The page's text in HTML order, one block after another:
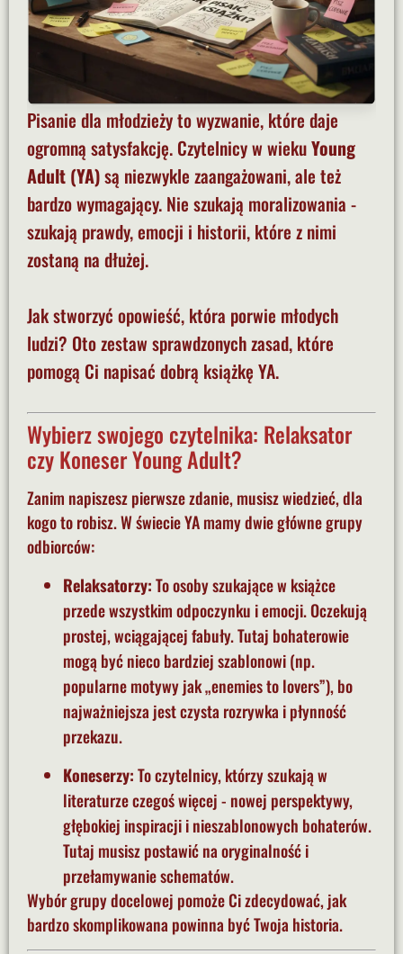
Pisanie dla młodzieży to wyzwanie, które daje
ogromną satysfakcję. Czytelnicy w wiekuYoung
Adult (YA)są niezwykle zaangażowani, ale też
bardzo wymagający. Nie szukają moralizowania -
szukają prawdy, emocji i historii, które z nimi
zostaną na dłużej.
Jak stworzyć opowieść, która porwie młodych
ludzi? Oto zestaw sprawdzonych zasad, które
pomogą Ci napisać dobrą książkę YA.
Wybierz swojego czytelnika: Relaksator
czy Koneser Young Adult?
Zanim napiszesz pierwsze zdanie, musisz wiedzieć, dla
kogo to robisz. W świecie YA mamy dwie główne grupy
odbiorców:
Relaksatorzy:To osoby szukające w książce
przede wszystkim odpoczynku i emocji. Oczekują
prostej, wciągającej fabuły. Tutaj bohaterowie
mogą być nieco bardziej szablonowi (np.
popularne motywy jak „enemies to lovers”), bo
najważniejsza jest czysta rozrywka i płynność
przekazu.
Koneserzy:To czytelnicy, którzy szukają w
literaturze czegoś więcej - nowej perspektywy,
głębokiej inspiracji i nieszablonowych bohaterów.
Tutaj musisz postawić na oryginalność i
przełamywanie schematów.
Wybór grupy docelowej pomoże Ci zdecydować, jak
bardzo skomplikowana powinna być Twoja historia.